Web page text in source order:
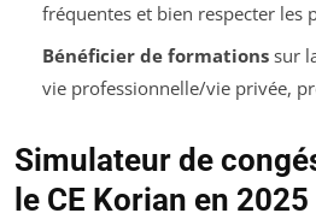
fréquentes et bien respecter les
Bénéficier de formationssur
vie professionnelle/vie privée,
Simulateur de
le CE Korian en 2025